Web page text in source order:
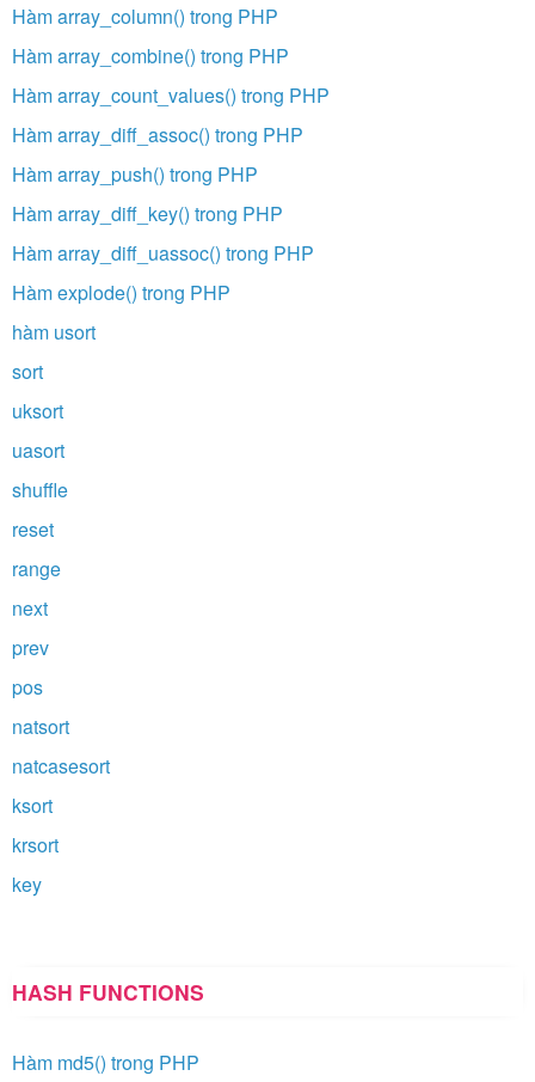
Hàm array_column() trong PHP
Hàm array_combine() trong PHP
Hàm array_count_values() trong PHP
Hàm array_diff_assoc() trong PHP
Hàm array_push() trong PHP
Hàm array_diff_key() trong PHP
Hàm array_diff_uassoc() trong PHP
Hàm explode() trong PHP
hàm usort
sort
uksort
uasort
shuffle
reset
range
next
prev
pos
natsort
natcasesort
ksort
krsort
key
HASH FUNCTIONS
Hàm md5() trong PHP